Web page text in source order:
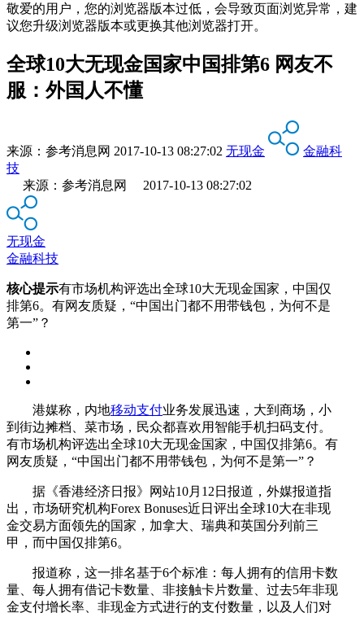
敬爱的用户，您的浏览器版本过低，会导致页面浏览异常，建
议您升级浏览器版本或更换其他浏览器打开。
全球10大无现金国家中国排第6 网友不
服：外国人不懂
来源： 参考消息网 2017-10-13 08:27:02 无现金
金融科
技
来源：参考消息网 2017-10-13 08:27:02
无现金
金融科技
核心提示有市场机构评选出全球10大无现金国家，中国仅
排第6。有网友质疑，“中国出门都不用带钱包，为何不是
第一”？
港媒称，内地移动支付业务发展迅速，大到商场，小
到街边摊档、菜市场，民众都喜欢用智能手机扫码支付。
有市场机构评选出全球10大无现金国家，中国仅排第6。有
网友质疑，“中国出门都不用带钱包，为何不是第一”？
据《香港经济日报》网站10月12日报道，外媒报道指
出，市场研究机构Forex Bonuses近日评出全球10大在非现
金交易方面领先的国家，加拿大、瑞典和英国分列前三
甲，而中国仅排第6。
报道称，这一排名基于6个标准：每人拥有的信用卡数
量、每人拥有借记卡数量、非接触卡片数量、过去5年非现
金支付增长率、非现金方式进行的支付数量，以及人们对